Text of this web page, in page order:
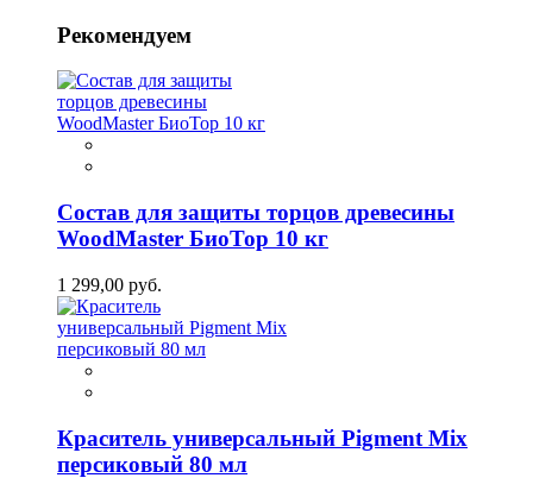
Рекомендуем
Состав для защиты торцов древесины
WoodMaster БиоТор 10 кг
1 299,00 руб.
Краситель универсальный Pigment Mix
персиковый 80 мл